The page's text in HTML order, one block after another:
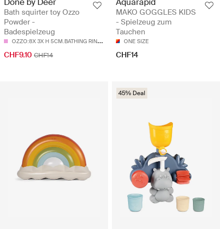
Bath squirter toy Ozzo
Powder -
Badespielzeug
O
ZZO:8X 3X H 5CM.BATHING RING:Ø 9.5CM
CHF9.10 CHF14
MAKO GOGGLES KIDS
- Spielzeug zum
Tauchen
ONE SIZE
CHF14
45% Deal